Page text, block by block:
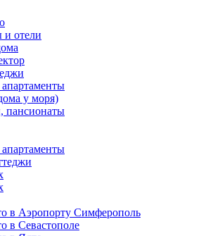
и отели
у моря)
пансионаты
в Аэропорту Симферополь
в Севастополе